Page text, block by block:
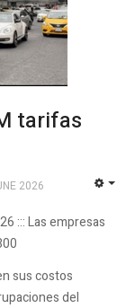
tarifas
2026
::: Las empresas
sus costos
del